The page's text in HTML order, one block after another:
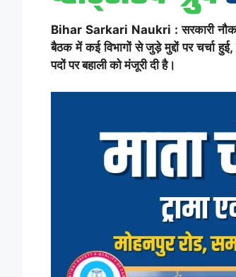
Bihar Sarkari Naukri : सरकारी
बैठक में कई विभागों से जुड़े मुद्दों पर चर्चा
पदों पर बहाली को मंजूरी दी है।